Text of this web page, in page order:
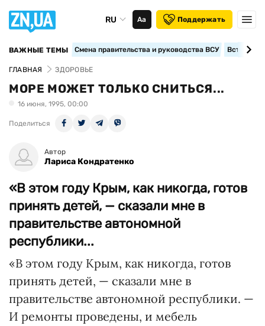
RU Аа Поддержать
ВАЖНЫЕ ТЕМЫ Смена правительства и руководства ВСУ
ГЛАВНАЯ ЗДОРОВЬЕ
МОРЕ МОЖЕТ ТОЛЬКО СНИТЬСЯ...
16 июня, 1995, 00:00
Поделиться
Автор
Лариса Кондратенко
«В этом году Крым, как никогда, готов
принять детей, — сказали мне в
правительстве автономной
республики...
«В этом году Крым, как никогда, готов
принять детей, — сказали мне в
правительстве автономной республики. —
И ремонты проведены, и мебель